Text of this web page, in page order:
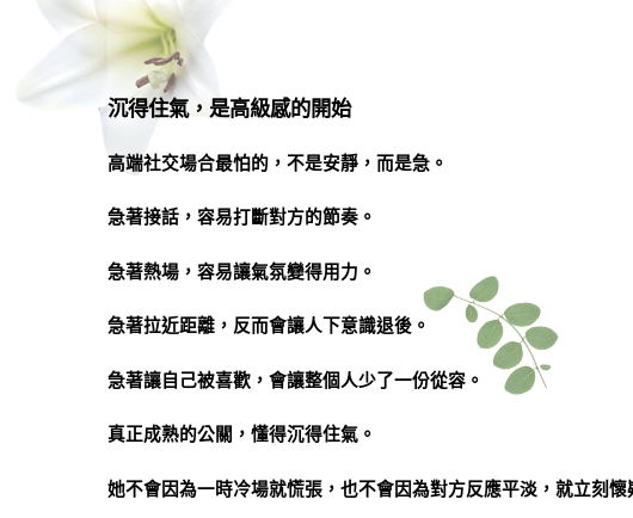
沉得住氣，是高級感的開始
高端社交場合最怕的，不是安靜，而是急。
急著接話，容易打斷對方的節奏。
急著熱場，容易讓氣氛變得用力。
急著拉近距離，反而會讓人下意識退後。
急著讓自己被喜歡，會讓整個人少了一份從容。
真正成熟的公關，懂得沉得住氣。
她不會因為一時冷場就慌張，也不會因為對方反應平淡，就立刻懷